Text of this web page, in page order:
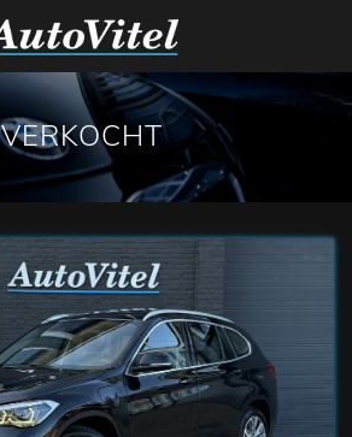
VERKOCHT